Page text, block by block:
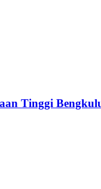
Tinggi